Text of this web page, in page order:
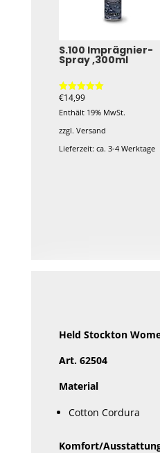
S.100 Imprägnier-
Spray ,300ml
Bewertet mit
von 5
€14,99
Enthält 19% MwSt.
zzgl.Versand
Lieferzeit: ca. 3-4 Werktage
Held Stockton
Art. 62504
Material
Cotton Cordura
Komfort/